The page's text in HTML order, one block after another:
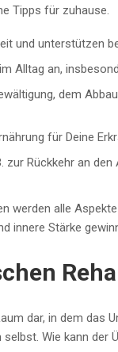
Tipps für zuhause.
und unterstützen
Alltag an,
dem
für Deine
zur Rückkehr an den
werden alle
innere Stärke
dar, in dem
Wie kann der